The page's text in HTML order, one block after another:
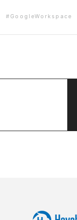
#GoogleWorkspace